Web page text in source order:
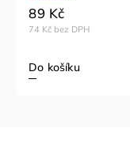
74 Kč bez DPH
89 Kč
Do košíku